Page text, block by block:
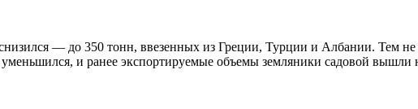
снизился — до 350 тонн, ввезенных из Греции, Турции и Албании. Тем
и ранее экспортируемые объемы земляники садовой